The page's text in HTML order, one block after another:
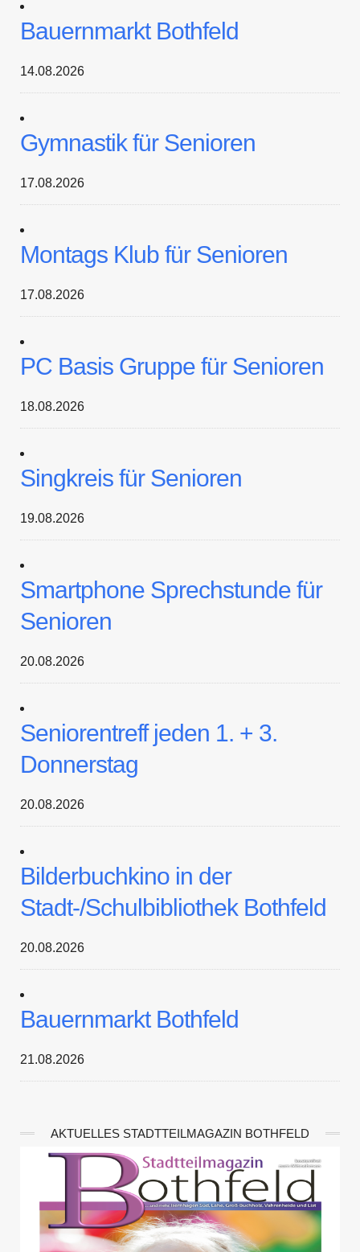
Bauernmarkt Bothfeld
14.08.2026
Gymnastik für Senioren
17.08.2026
Montags Klub für Senioren
17.08.2026
PC Basis Gruppe für Senioren
18.08.2026
Singkreis für Senioren
19.08.2026
Smartphone Sprechstunde für
Senioren
20.08.2026
Seniorentreff jeden 1. + 3.
Donnerstag
20.08.2026
Bilderbuchkino in der
Stadt-/Schulbibliothek Bothfeld
20.08.2026
Bauernmarkt Bothfeld
21.08.2026
AKTUELLES STADTTEILMAGAZIN BOTHFELD